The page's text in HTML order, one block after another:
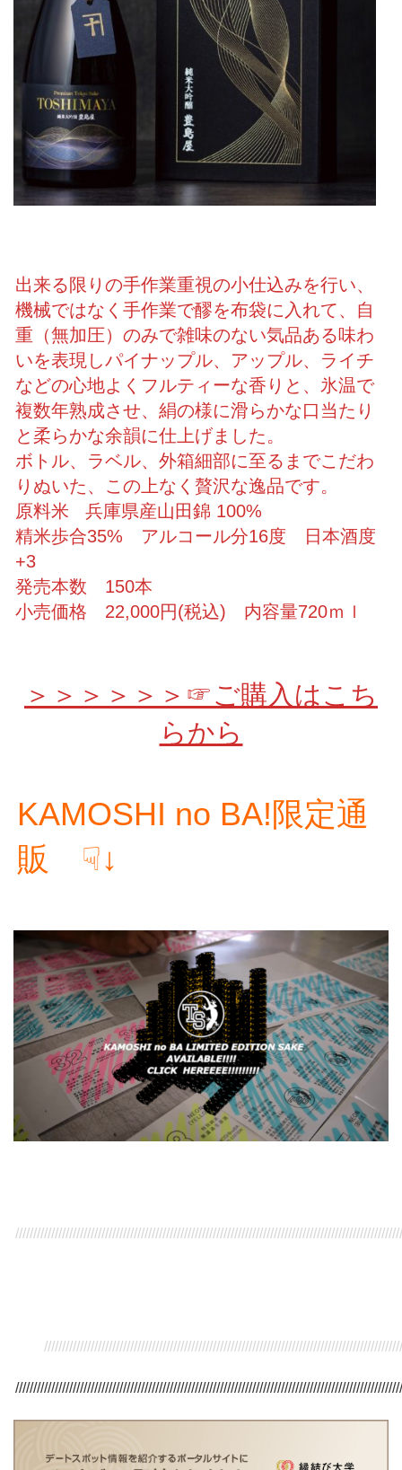
出来る限りの手作業重視の小仕込みを行い、
機械ではなく手作業で醪を布袋に入れて、自
重（無加圧）のみで雑味のない気品ある味わ
いを表現しパイナップル、アップル、ライチ
などの心地よくフルティーな香りと、氷温で
複数年熟成させ、絹の様に滑らかな口当たり
と柔らかな余韻に仕上げました。
ボトル、ラベル、外箱細部に至るまでこだわ
りぬいた、この上なく贅沢な逸品です。
原料米 兵庫県産山田錦 100%
精米歩合35% アルコール分16度 日本酒度
+3
発売本数 150本
小売価格 22,000円(税込) 内容量720ｍｌ
＞＞＞＞＞＞☞ご購入はこち
らから
KAMOSHI no BA!限定通
販 ☟↓